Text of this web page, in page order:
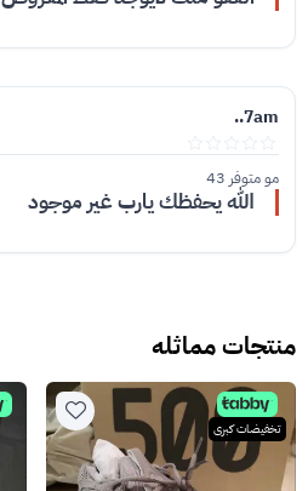
7am..
مو متوفر 43
الله يحفظك يارب غير موجود
منتجات مماثله
تخفيضات كبرى